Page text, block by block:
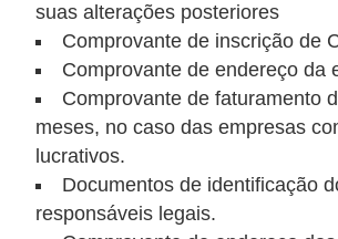
suas alterações posteriores
Comprovante de inscrição de
Comprovante de endereço da
Comprovante de faturamento
meses, no caso das empresas
lucrativos.
Documentos de identificação
responsáveis legais.
d
e
n
a